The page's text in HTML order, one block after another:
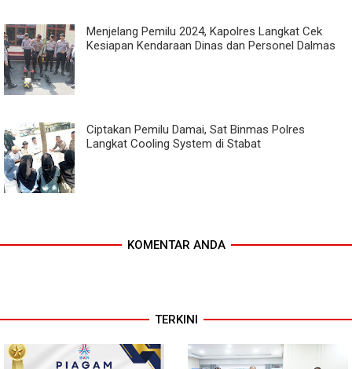
Menjelang Pemilu 2024, Kapolres Langkat Cek
Kesiapan Kendaraan Dinas dan Personel Dalmas
Ciptakan Pemilu Damai, Sat Binmas Polres
Langkat Cooling System di Stabat
KOMENTAR ANDA
TERKINI